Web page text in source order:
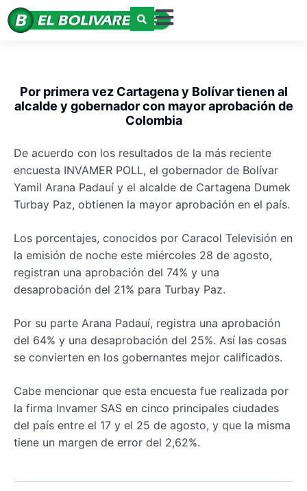
Por primera vez Cartagena y Bolívar tienen al
alcalde y gobernador con mayor aprobación de
Colombia
De acuerdo con los resultados de la más reciente
encuesta INVAMER POLL, el gobernador de Bolívar
Yamil Arana Padauí y el alcalde de Cartagena Dumek
Turbay Paz, obtienen la mayor aprobación en el país.
Los porcentajes, conocidos por Caracol Televisión en
la emisión de noche este miércoles 28 de agosto,
registran una aprobación del 74% y una
desaprobación del 21% para Turbay Paz.
Por su parte Arana Padauí, registra una aprobación
del 64% y una desaprobación del 25%. Así las cosas
se convierten en los gobernantes mejor calificados.
Cabe mencionar que esta encuesta fue realizada por
la firma Invamer SAS en cinco principales ciudades
del país entre el 17 y el 25 de agosto, y que la misma
tiene un margen de error del 2,62%.